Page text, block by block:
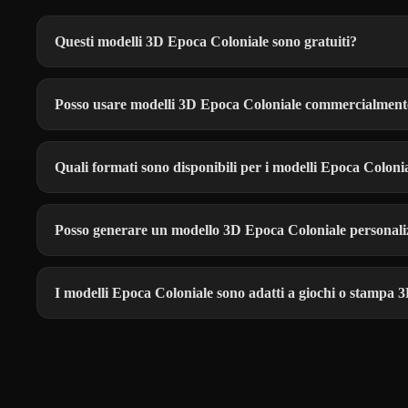
Questi modelli 3D Epoca Coloniale sono gratuiti?
Posso usare modelli 3D Epoca Coloniale
Quali formati sono disponibili per i modelli Epoca
Posso generare un modello 3D Epoca Coloniale
I modelli Epoca Coloniale sono adatti a giochi o stampa